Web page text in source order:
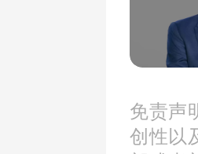
免责声
创性以